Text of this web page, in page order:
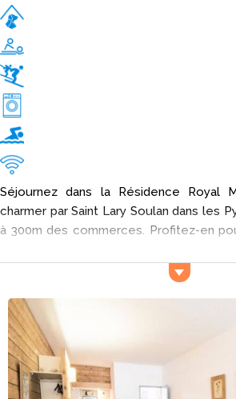
Séjournez dans la Résidence Royal
charmer par Saint Lary Soulan dans les
à 300m des commerces. Profitez-en
Les attractions naturelles sont
le Chaos de Coumély.
Activités et services
Si vous désirez faire une virée en ville,
billard situé proche de la Résidence